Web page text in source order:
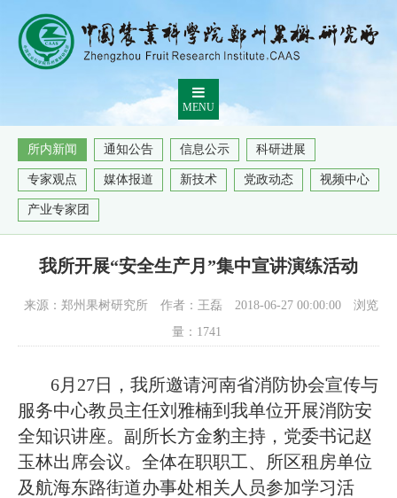
MENU
所内新闻 通知公告 信息公示 科研进展
专家观点 媒体报道 新技术 党政动态 视频中心
产业专家团
我所开展“安全生产月”集中宣讲演练活动
来源：郑州果树研究所 作者：王磊 2018-06-27 00:00:00
浏览
量： 1741
6月27日，我所邀请河南省消防协会宣传与
服务中心教员主任刘雅楠到我单位开展消防安
全知识讲座。副所长方金豹主持，党委书记赵
玉林出席会议。全体在职职工、所区租房单位
及航海东路街道办事处相关人员参加学习活